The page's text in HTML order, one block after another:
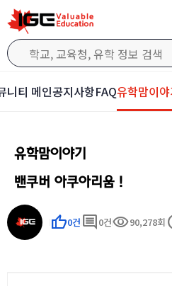
니티 메인공지사항FAQ유학맘이야
유학맘이야기
밴쿠버 아쿠아리움 !
thumb_up0건 comment 0건visibility90,278회